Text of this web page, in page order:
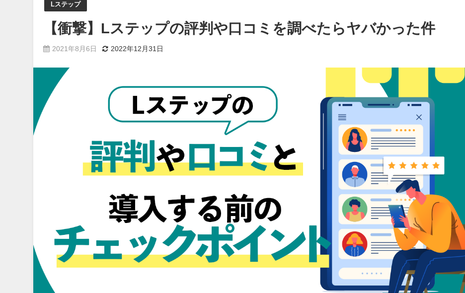
Lステップ
【衝撃】Lステップの評判や口コミを調べたらヤバかった件
2021年8月6日 2022年12月31日